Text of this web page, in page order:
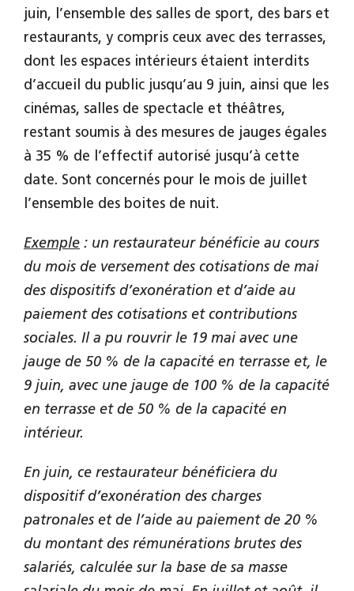
juin, l’ensemble des salles de sport, des bars et
restaurants, y compris ceux avec des terrasses,
dont les espaces intérieurs étaient interdits
d’accueil du public jusqu’au 9 juin, ainsi que les
cinémas, salles de spectacle et théâtres,
restant soumis à des mesures de jauges égales
à 35 % de l’effectif autorisé jusqu’à cette
date. Sont concernés pour le mois de juillet
l’ensemble des boites de nuit.
Exemple : un restaurateur bénéficie au cours
du mois de versement des cotisations de mai
des dispositifs d’exonération et d’aide au
paiement des cotisations et contributions
sociales. Il a pu rouvrir le 19 mai avec une
jauge de 50 % de la capacité en terrasse et, le
9 juin, avec une jauge de 100 % de la capacité
en terrasse et de 50 % de la capacité en
intérieur.
En juin, ce restaurateur bénéficiera du
dispositif d’exonération des charges
patronales et de l’aide au paiement de 20 %
du montant des rémunérations brutes des
salariés, calculée sur la base de sa masse